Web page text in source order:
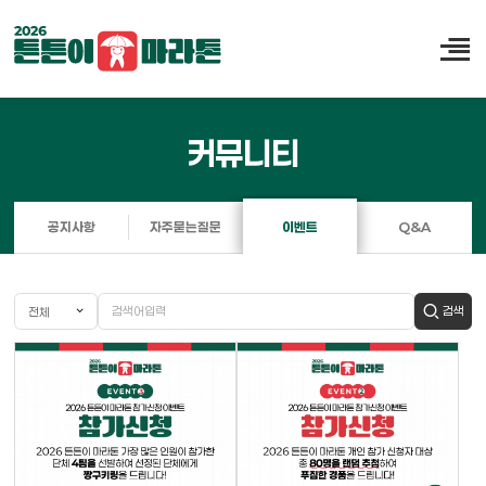
커뮤니티
공지사항 자주묻는질문 이벤트 Q&A
검색